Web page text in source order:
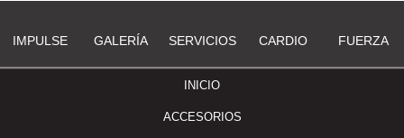
FUERZA
CARDIO
SERVICIOS
GALERÍA
IMPULSE
INICIO
ACCESORIOS